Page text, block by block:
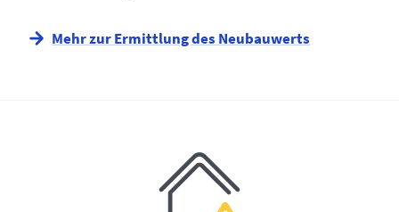
Mehr zur Ermittlung des Neubauwerts